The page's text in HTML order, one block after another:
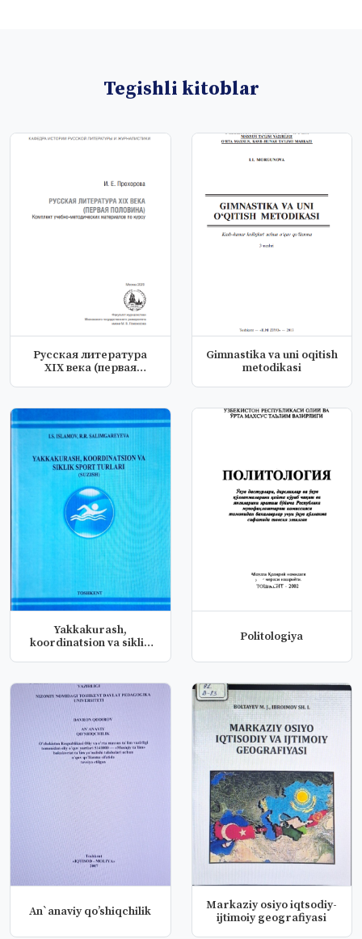
Tegishli kitoblar
Русская литература
XIX века (первая
Gimnastika va uni oqitish
metodikasi
Yakkakurash,
koordinatsion va siklik
Politologiya
An`anaviy qo’shiqchilik
Markaziy osiyo iqtsodiy-
ijtimoiy geografiyasi